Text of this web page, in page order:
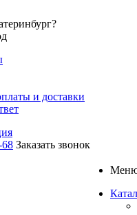
и доставки
68 Заказать звонок